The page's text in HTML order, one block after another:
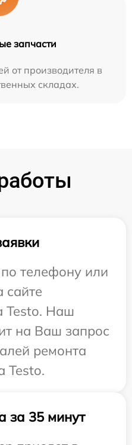
запчасти
от производителя в
складах.
телефону или
сайте
Testo. Наш
на Ваш запрос
ремонта
Testo.
за 35 минут